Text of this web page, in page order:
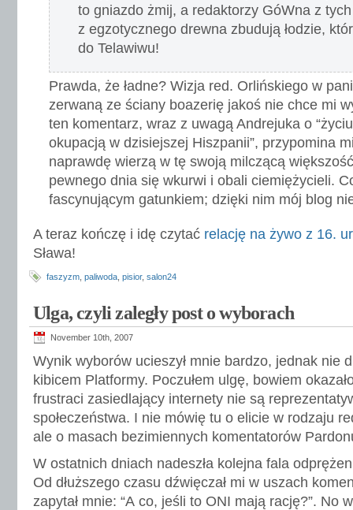
to gniazdo żmij, a redaktorzy GóWna z
z egzotycznego drewna zbudują łodzie,
do Telawiwu!
Prawda, że ładne? Wizja red. Orlińskiego w
zerwaną ze ściany boazerię jakoś nie chce mi
ten komentarz, wraz z uwagą Andrejuka o
okupacją w dzisiejszej Hiszpanii”, przypomina
naprawdę wierzą w tę swoją milczącą
pewnego dnia się wkurwi i obali ciemiężycieli.
fascynującym gatunkiem; dzięki nim mój blog
A teraz kończę i idę czytać relację na żywo z 16.
Sława!
faszyzm paliwoda pisior, salon24
Ulga, czyli zaległy post o wyborach
November 10th, 2007
Wynik wyborów ucieszył mnie bardzo, jednak nie
kibicem Platformy. Poczułem ulgę, bowiem
frustraci zasiedlający internety nie są
społeczeństwa. I nie mówię tu o elicie w rodzaju
ale o masach bezimiennych komentatorów
W ostatnich dniach nadeszła kolejna fala
Od dłuższego czasu dźwięczał mi w uszach
zapytał mnie: “A co, jeśli to ONI mają rację?”. No